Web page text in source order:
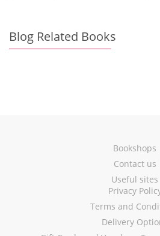
Blog Related Books
Bookshops
Contact us
Useful sites
Privacy
Terms and
Delivery